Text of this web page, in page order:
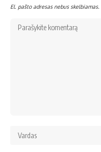
El. pašto adresas nebus skelbiamas.